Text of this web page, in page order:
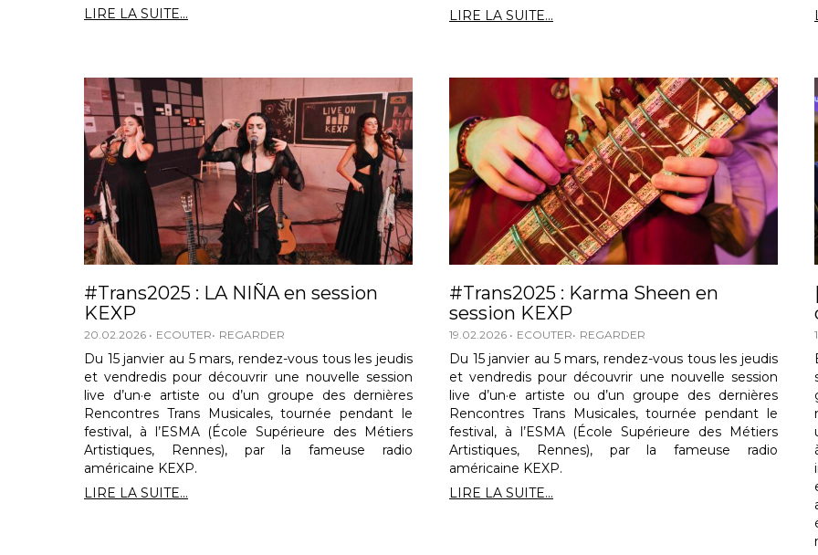
LIRE LA SUITE...
LIRE LA SUITE...
#Trans2025 : LA NIÑA en session
KEXP
20.02.2026 ECOUTER REGARDER
Du 15 janvier au 5 mars, rendez-vous tous les jeudis
et vendredis pour découvrir une nouvelle session
live d’un·e artiste ou d’un groupe des dernières
Rencontres Trans Musicales, tournée pendant le
festival, à l’ESMA (École Supérieure des Métiers
Artistiques, Rennes), par la fameuse radio
américaine KEXP.
LIRE LA SUITE...
#Trans2025 : Karma Sheen en
session KEXP
19.02.2026 ECOUTER REGARDER
Du 15 janvier au 5 mars, rendez-vous tous les jeudis
et vendredis pour découvrir une nouvelle session
live d’un·e artiste ou d’un groupe des dernières
Rencontres Trans Musicales, tournée pendant le
festival, à l’ESMA (École Supérieure des Métiers
Artistiques, Rennes), par la fameuse radio
américaine KEXP.
LIRE LA SUITE...